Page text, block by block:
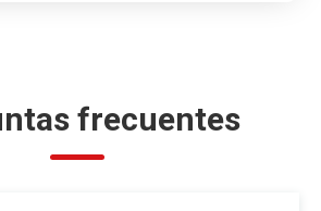
frecuentes